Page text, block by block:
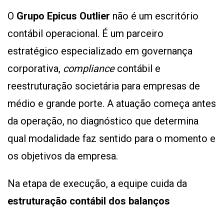
O Grupo Epicus Outlier não é um escritório
contábil operacional. É um parceiro
estratégico especializado em governança
corporativa, compliancecontábil e
reestruturação societária para empresas de
médio e grande porte. A atuação começa antes
da operação, no diagnóstico que determina
qual modalidade faz sentido para o momento e
os objetivos da empresa.
Na etapa de execução, a equipe cuida da
estruturação contábil dos balanços